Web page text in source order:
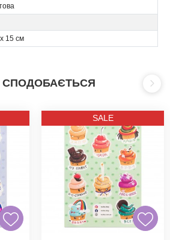
15 см
СПОДОБАЄТЬСЯ
SALE